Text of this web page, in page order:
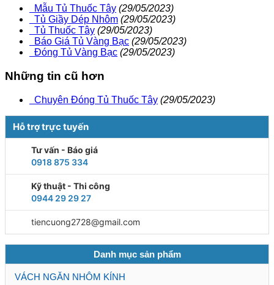
Mẫu Tủ Thuốc Tây (29/05/2023)
Tủ Giầy Dép Nhôm (29/05/2023)
Tủ Thuốc Tây (29/05/2023)
Báo Giá Tủ Vàng Bạc (29/05/2023)
Đóng Tủ Vàng Bạc (29/05/2023)
Những tin cũ hơn
Chuyên Đóng Tủ Thuốc Tây (29/05/2023)
Hỗ trợ trực tuyến
Tư vấn - Báo giá
0918 875 334
Kỹ thuật - Thi công
0944 29 29 27
tiencuong2728@gmail.com
Danh mục sản phẩm
VÁCH NGĂN NHÔM KÍNH